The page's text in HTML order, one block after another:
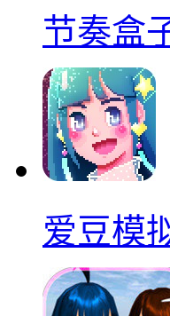
节奏盒
爱豆模